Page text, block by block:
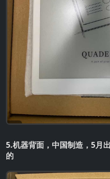
5.机器背面，中国制造，5月
的